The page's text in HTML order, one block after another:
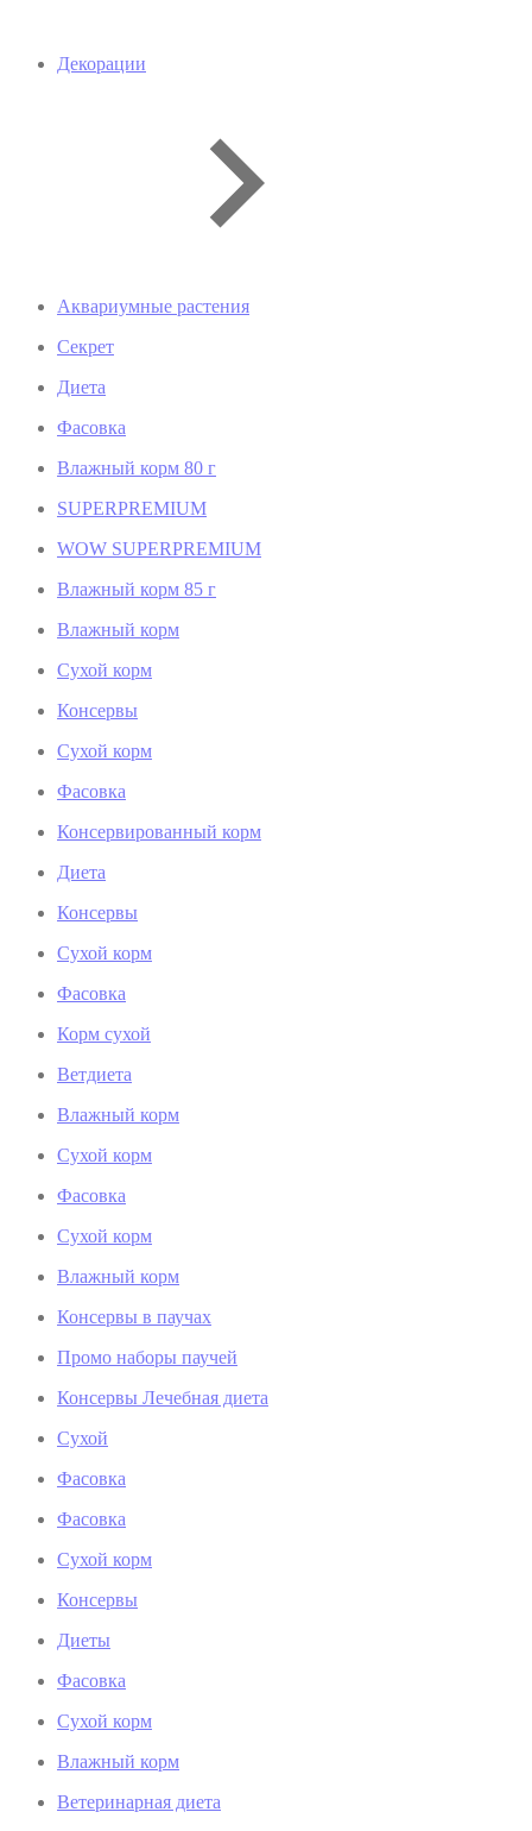
Декорации
Аквариумные растения
Секрет
Диета
Фасовка
Влажный корм 80 г
SUPERPREMIUM
WOW SUPERPREMIUM
Влажный корм 85 г
Влажный корм
Сухой корм
Консервы
Сухой корм
Фасовка
Консервированный корм
Диета
Консервы
Сухой корм
Фасовка
Корм сухой
Ветдиета
Влажный корм
Сухой корм
Фасовка
Сухой корм
Влажный корм
Консервы в паучах
Промо наборы паучей
Консервы Лечебная диета
Сухой
Фасовка
Фасовка
Сухой корм
Консервы
Диеты
Фасовка
Сухой корм
Влажный корм
Ветеринарная диета